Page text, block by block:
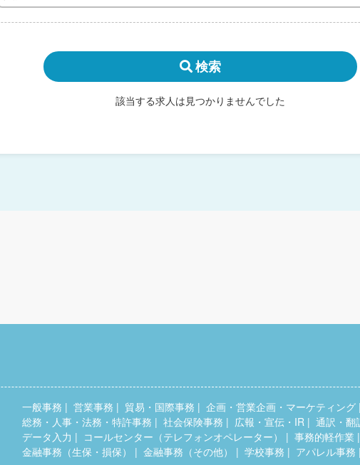
検索
該当する求人は見つかりませんでした
一般事務 営業事務 貿易・国際事務
企画・営業企画・マーケティング
総務・人事・法務・特許事務
社会保険事務 広報・宣伝・IR
通訳・翻
データ入力
コールセンター（テレフォンオペレーター）
事務的軽作業
金融事務（生保・損保）
金融事務（その他） 学校事務 アパレル事務